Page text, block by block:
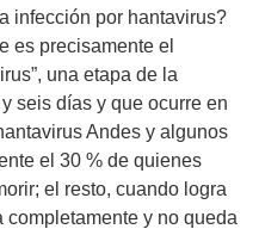
infección por hantavirus?
es precisamente el
una etapa de la
seis días y que ocurre en
Andes y algunos
el 30 % de quienes
el resto, cuando logra
completamente y no queda